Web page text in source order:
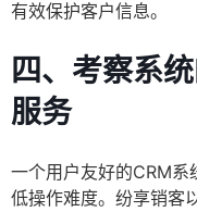
有效保护客户信息。
四、考察系
服务
一个用户友好的CRM
低操作难度。纷享销客